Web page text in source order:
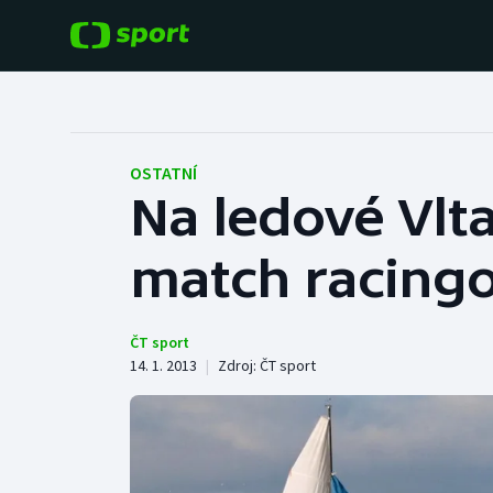
Hokej
Tenis
Cyklistika
Baseball a softbal
Basketbal
Boby a skeleton
OSTATNÍ
Na ledové
match
ČT sport
14. 1. 2013 | Zdroj: ČT sport